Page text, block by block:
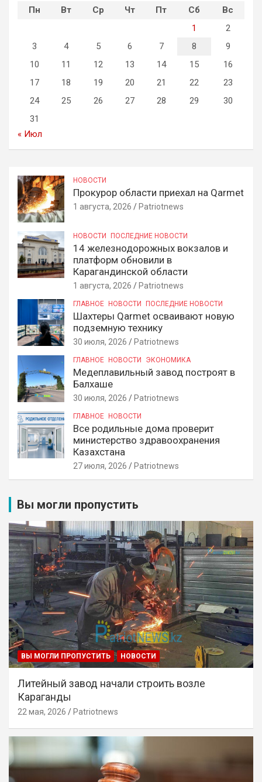
Пн Вт Ср Чт Пт Сб
Вс
1
2
3
4 5 6 7 8
9
10
11 12 13 14 15
16
17
18 19 20 21 22
23
24
25 26 27 28 29
30
31
« Июл
НОВОСТИ
Прокурор области приехал на Qarmet
1 августа, 2026 Patriotnews
НОВОСТИ ПОСЛЕДНИЕ НОВОСТИ
14 железнодорожных вокзалов и
платформ обновили в
Карагандинской области
1 августа, 2026 Patriotnews
ГЛАВНОЕ НОВОСТИ ПОСЛЕДНИЕ НОВОСТИ
Шахтеры Qarmet осваивают новую
подземную технику
30 июля, 2026 Patriotnews
ГЛАВНОЕ НОВОСТИ ЭКОНОМИКА
Медеплавильный завод построят в
Балхаше
30 июля, 2026 Patriotnews
ГЛАВНОЕ НОВОСТИ
Все родильные дома проверит
министерство здравоохранения
Казахстана
27 июля, 2026 Patriotnews
Вы могли пропустить
ВЫ МОГЛИ ПРОПУСТИТЬ НОВОСТИ
Литейный завод начали строить возле
Караганды
22 мая, 2026 Patriotnews